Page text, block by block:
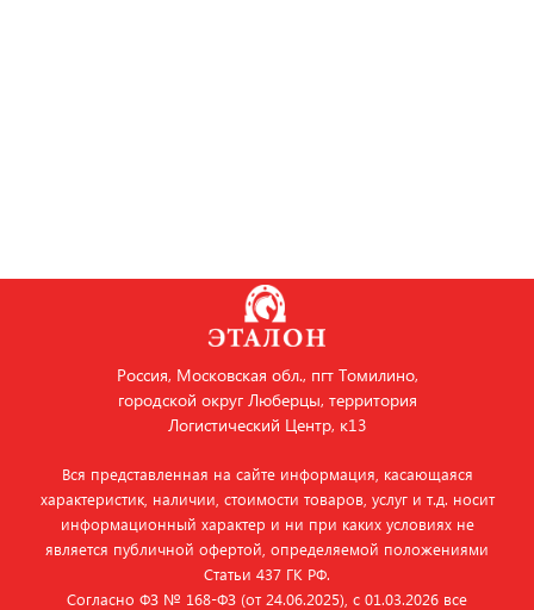
Россия, Московская обл., пгт Томилино,
городской округ Люберцы, территория
Логистический Центр, к13
Вся представленная на сайте информация, касающаяся
характеристик, наличии, стоимости товаров, услуг и т.д. носит
информационный характер и ни при каких условиях не
является публичной офертой, определяемой положениями
Статьи 437 ГК РФ.
Согласно ФЗ № 168‑ФЗ (от 24.06.2025), с 01.03.2026 все